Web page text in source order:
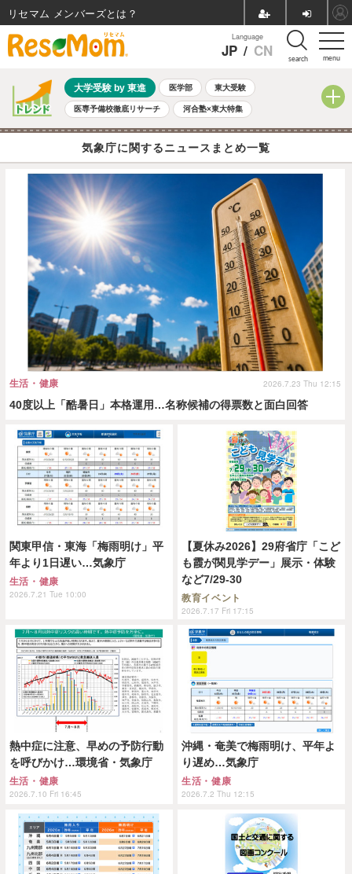
menu
Language
JP / CN search
大学受験 by 東進 医学部 東大受験
医専予備校徹底リサーチ 河合塾×東大特集
親子で考える大学選び 高校受験 中学受験 小学校受験
夏休み 8月開催学校説明会・相談会
自由研究教材（小学生向け） 自由研究教材（中学生向け） ランキング
気象庁に関するニュースまとめ一覧
40度以上「酷暑日」本格運用…名称候補の得票数と面白回答
生活・健康 2026.7.23 Thu 12:15
関東甲信・東海「梅雨明け」平
年より1日遅い…気象庁
生活・健康
2026.7.21 Tue 10:00
【夏休み2026】29府省庁「こど
も霞が関見学デー」展示・体験
など7/29-30
教育イベント
2026.7.17 Fri 17:15
熱中症に注意、早めの予防行動
を呼びかけ…環境省・気象庁
生活・健康
2026.7.10 Fri 16:45
沖縄・奄美で梅雨明け、平年よ
り遅め…気象庁
生活・健康
2026.7.2 Thu 12:15
リセマム メンバーズ